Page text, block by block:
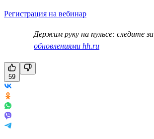
Регистрация на вебинар
Держим руку на пульсе: следите за
обновлениями hh.ru
59